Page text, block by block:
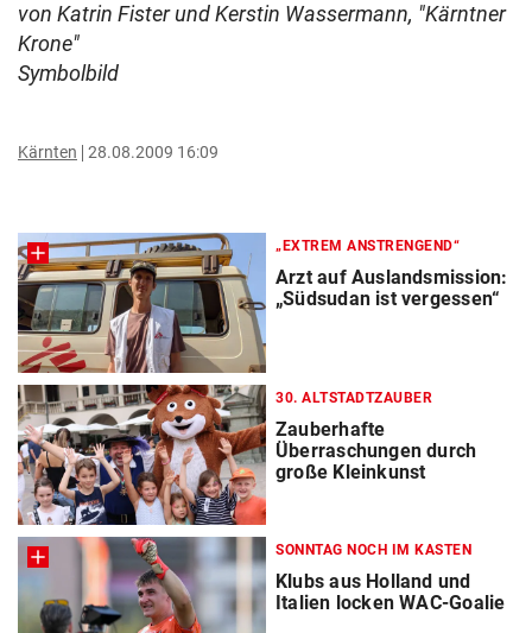
von Katrin Fister und Kerstin Wassermann, "Kärntner
Krone"
Symbolbild
Kärnten 28.08.2009 16:09
„EXTREM ANSTRENGEND“
Arzt auf Auslandsmission:
„Südsudan ist vergessen“
30. ALTSTADTZAUBER
Zauberhafte
Überraschungen durch
große Kleinkunst
SONNTAG NOCH IM KASTEN
Klubs aus Holland und
Italien locken WAC-Goalie